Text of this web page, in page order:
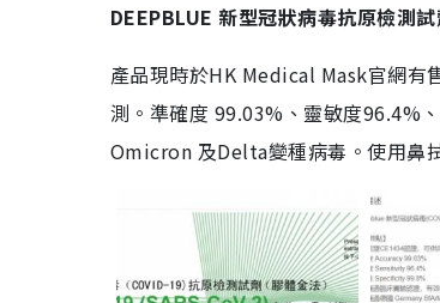
DEEPBLUE 新型冠狀病毒抗原檢測試
產品現時於HK Medical Mask官網有
測。準確度 99.03%、靈敏度96.4%
Omicron 及Delta變種病毒。使用鼻